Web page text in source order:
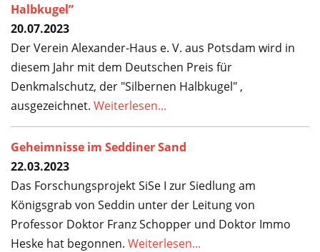
Halbkugel”
20.07.2023
Der Verein Alexander-Haus e. V. aus Potsdam wird in
diesem Jahr mit dem Deutschen Preis für
Denkmalschutz, der "Silbernen Halbkugel" ,
ausgezeichnet. Weiterlesen...
Geheimnisse im Seddiner Sand
22.03.2023
Das Forschungsprojekt SiSe I zur Siedlung am
Königsgrab von Seddin unter der Leitung von
Professor Doktor Franz Schopper und Doktor Immo
Heske hat begonnen. Weiterlesen...